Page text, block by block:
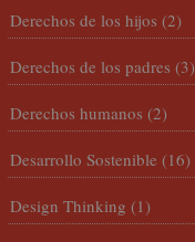
Derechos de los hijos (2)
Derechos de los padres (3)
Derechos humanos (2)
Desarrollo Sostenible (16)
Design Thinking (1)